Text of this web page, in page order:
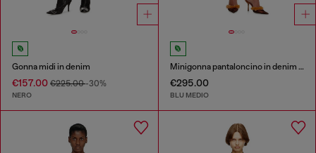
Gonna midi in denim
€157.00 €225.00-30%
NERO
Minigonna pantaloncino in denim con doppia cintura
€295.00
BLU MEDIO